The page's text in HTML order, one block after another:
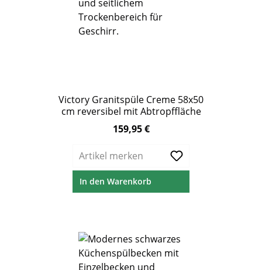
Victory Granitspüle Creme 58x50
cm reversibel mit Abtropffläche
Regulärer Preis:
159,95 €
Artikel merken
In den Warenkorb